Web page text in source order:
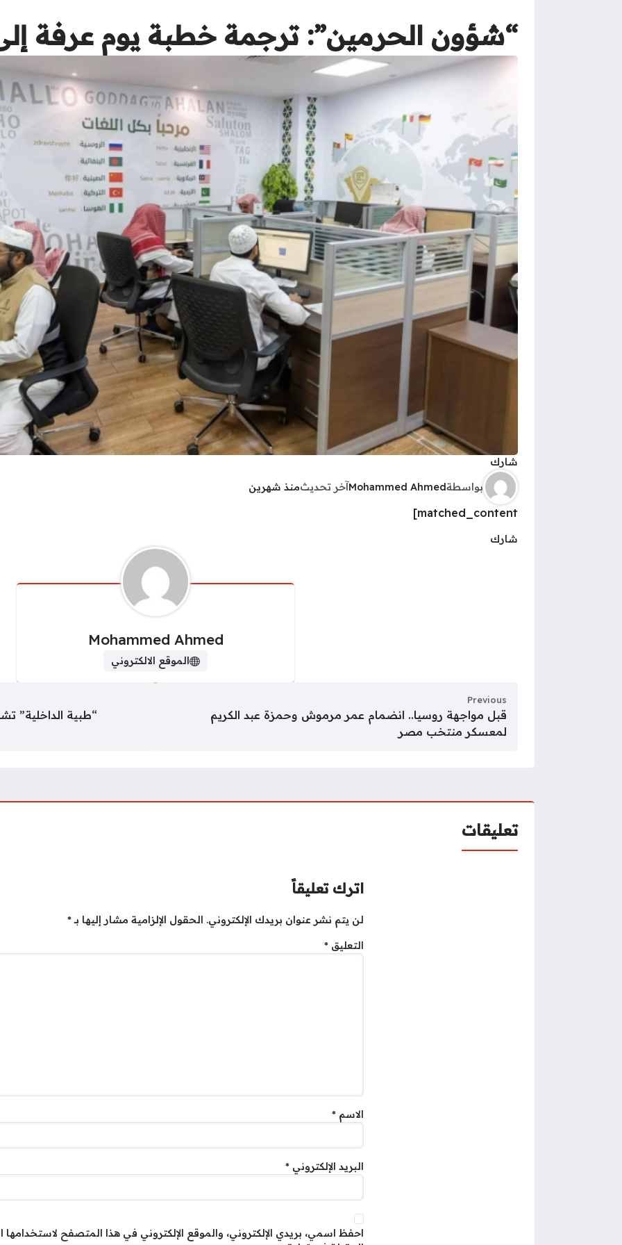
“شؤون الحرمين”: ترجمة خطبة يوم عرفة إلى (50) لغة
شارك
بواسطةMohammed Ahmedآخر تحديثمنذ شهرين
matched_content]
شارك
Mohammed Ahmed
الموقع الالكتروني
Previous
قبل مواجهة روسيا.. انضمام عمر مرموش وحمزة عبد الكريم
لمعسكر منتخب مصر
“طبية
تعليقات
اترك تعليقاً
لن يتم نشر عنوان بريدك الإلكتروني. الحقول الإلزامية مشار إليها بـ*
التعليق *
الاسم *
البريد الإلكتروني *
احفظ اسمي، بريدي الإلكتروني، والموقع الإلكتروني في هذا المتصفح لاستخدامها